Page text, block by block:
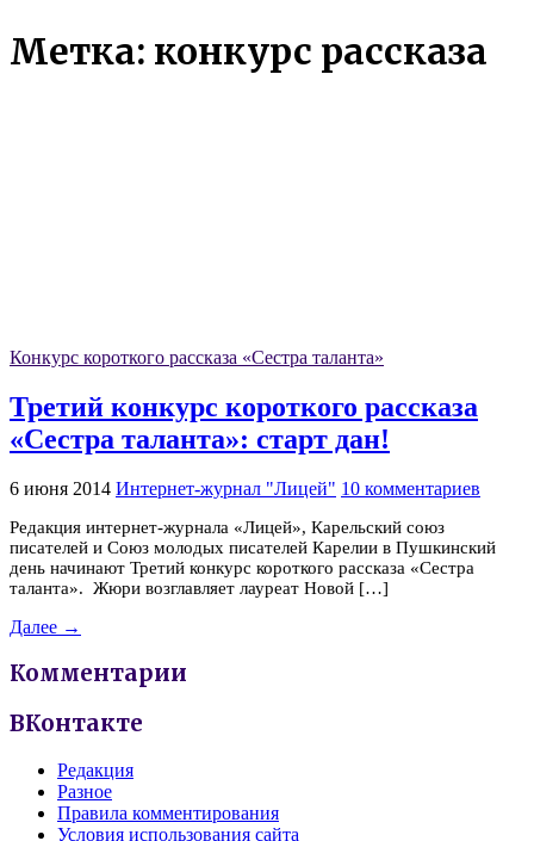
Метка: конкурс рассказа
Конкурс короткого рассказа «Сестра таланта»
Третий конкурс короткого рассказа
«Сестра таланта»: старт дан!
6 июня 2014 Интернет-журнал "Лицей" 10 комментариев
Редакция интернет-журнала «Лицей», Карельский союз
писателей и Союз молодых писателей Карелии в Пушкинский
день начинают Третий конкурс короткого рассказа «Сестра
таланта». Жюри возглавляет лауреат Новой […]
Далее →
Комментарии
ВКонтакте
Редакция
Разное
Правила комментирования
Условия использования сайта